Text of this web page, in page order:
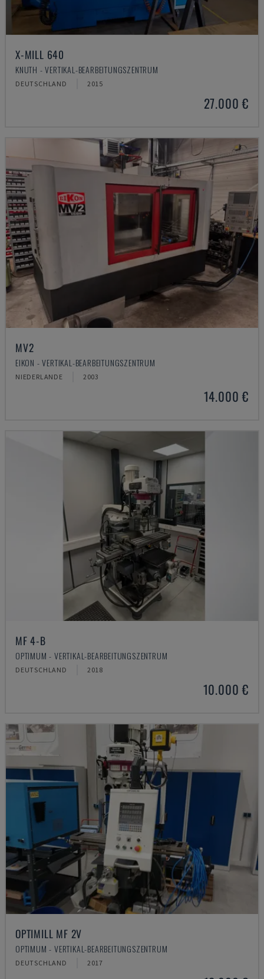
X-MILL 640
KNUTH - VERTIKAL-BEARBEITUNGSZENTRUM
DEUTSCHLAND 2015
27.000 €
MV2
EIKON - VERTIKAL-BEARBEITUNGSZENTRUM
NIEDERLANDE 2003
14.000 €
MF 4-B
OPTIMUM - VERTIKAL-BEARBEITUNGSZENTRUM
DEUTSCHLAND 2018
10.000 €
OPTIMILL MF 2V
OPTIMUM - VERTIKAL-BEARBEITUNGSZENTRUM
DEUTSCHLAND 2017